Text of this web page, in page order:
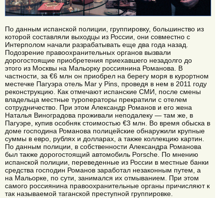
По данным испанской полиции, группировку, большинство из
которой составляли выходцы из России, они совместно с
Интерполом начали разрабатывать еще два года назад.
Подозрение правоохранительных органов вызвали
дорогостоящие приобретения приехавшего незадолго до
этого из Москвы на Мальорку россиянина Романова. В
частности, за €6 млн он приобрел на берегу моря в курортном
местечке Пагуэра отель Mar y Pins, проведя в нем в 2011 году
реконструкцию. Как отмечают испанские СМИ, после смены
владельца местные туроператоры прекратили с отелем
сотрудничество. При этом Александр Романов и его жена
Наталья Виноградова проживали неподалеку — там же, в
Пагуэре, купив особняк стоимостью €3 млн. Во время обыска в
доме господина Романова полицейские обнаружили крупные
суммы в евро, рублях и долларах, а также коллекцию картин.
По данным полиции, в собственности Александра Романова
был также дорогостоящий автомобиль Porsche. По мнению
испанской полиции, переведенные из России в местные банки
средства господин Романов заработал незаконным путем, а
на Мальорке, по сути, занимался их отмыванием. При этом
самого россиянина правоохранительные органы причисляют к
так называемой таганской преступной группировке.